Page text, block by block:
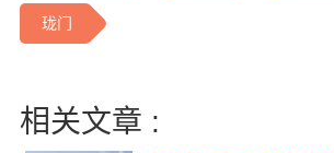
珑门
相关文章 :